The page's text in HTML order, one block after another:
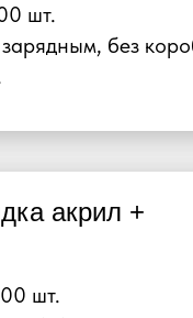
шт.
без
акрил +
шт.